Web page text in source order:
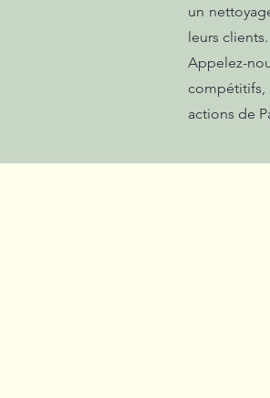
un
leurs
Appelez-
compétitifs,
actions de